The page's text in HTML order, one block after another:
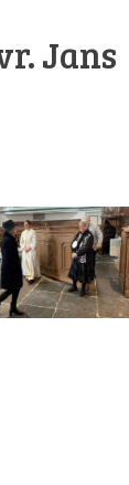
Jans